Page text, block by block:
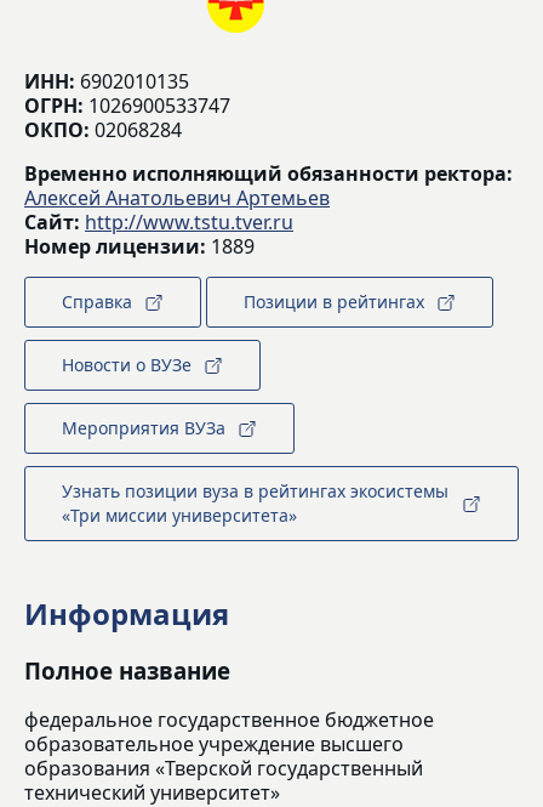
ИНН: 6902010135
ОГРН: 1026900533747
ОКПО: 02068284
Временно исполняющий обязанности ректора:
Алексей Анатольевич Артемьев
Сайт: http://www.tstu.tver.ru
Номер лицензии: 1889
Справка Позиции в рейтингах
Новости о ВУЗе
Мероприятия ВУЗа
Узнать позиции вуза в рейтингах экосистемы
«Три миссии университета»
Информация
Полное название
федеральное государственное бюджетное
образовательное учреждение высшего
образования «Тверской государственный
технический университет»